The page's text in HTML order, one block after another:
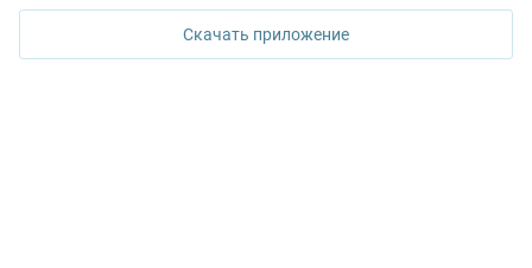
ул. Горького, 65, 0 подъезд, 3 этаж
Скачать приложение